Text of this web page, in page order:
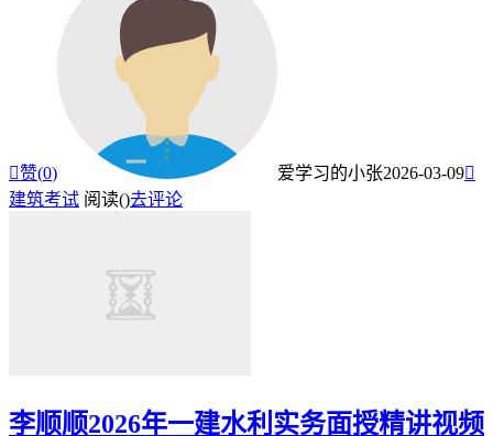
赞(0) 爱学习的小张2026-03-09
建筑考试 阅读()去评论
李顺顺2026年一建水利实务面授精讲视频